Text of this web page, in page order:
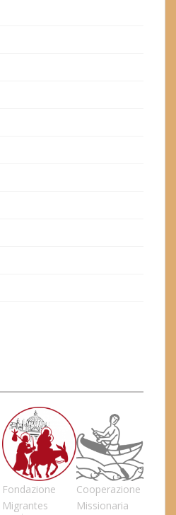
Fondazione
Migrantes
Cooperazione
Missionaria